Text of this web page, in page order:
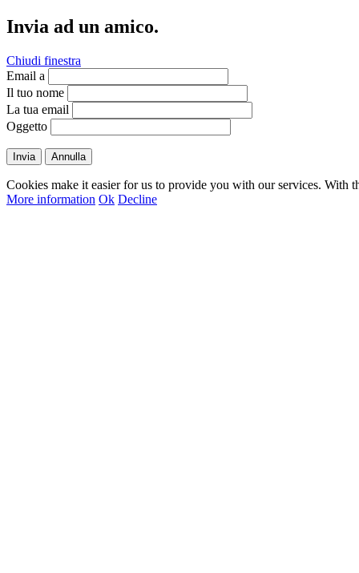
Invia ad un amico.
Chiudi finestra
Email a
Il tuo nome
La tua email
Oggetto
Invia Annulla
Cookies make it easier for us to provide you with our services. With
More information Ok Decline